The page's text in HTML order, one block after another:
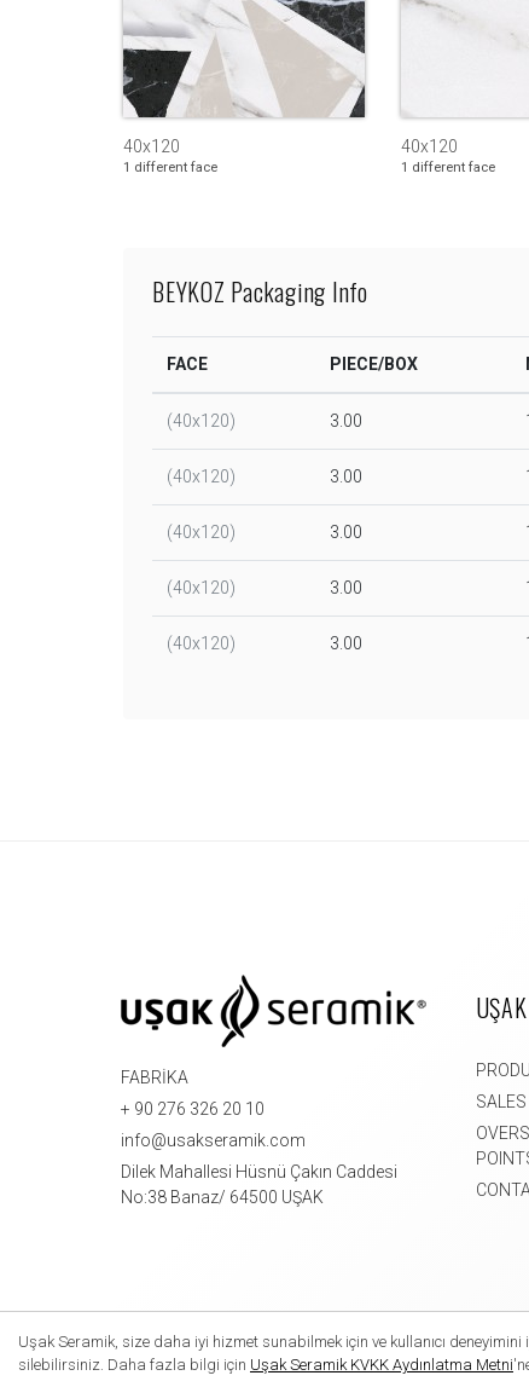
40x120
1 different face
40x120
1 different face
BEYKOZ Packaging Info
FACE PIECE/BOX
(40x120) 3.00
(40x120) 3.00
(40x120) 3.00
(40x120) 3.00
(40x120) 3.00
Uşak Seramik, size daha iyi hizmet sunabilmek için ve kullanıcı
silebilirsiniz. Daha fazla bilgi için Uşak Seramik KVKK Aydınlatma Metni
FABRİKA
+ 90 276 326 20 10
info@usakseramik.com
Dilek Mahallesi Hüsnü Çakın Caddesi
No:38 Banaz/ 64500 UŞAK